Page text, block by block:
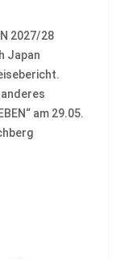
2027/28
Japan
anderes
am 29.05.